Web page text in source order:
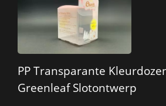
PP Transparante
Greenleaf Slotontwerp